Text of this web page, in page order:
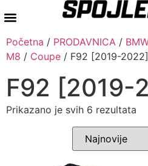
Početna / PRODAVNICA /
M8 / Coupe / F92 [2019-2022]
F92 [2019-
Prikazano je svih 6 rezultata